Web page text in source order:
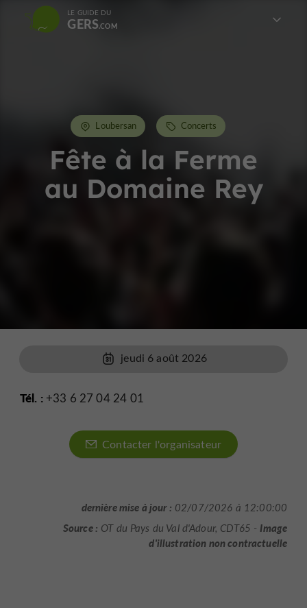
LE GUIDE DU
GERS
Fête à la Ferme
au Domaine Rey
Loubersan Concerts
jeudi 6 août 2026
Tél. :+33 6 27 04 24 01
Contacter l'organisateur
dernière mise à jour : 02/07/2026 à 12:00:00
Source : OT du Pays du Val d'Adour, CDT65 - Image
d'illustration non contractuelle